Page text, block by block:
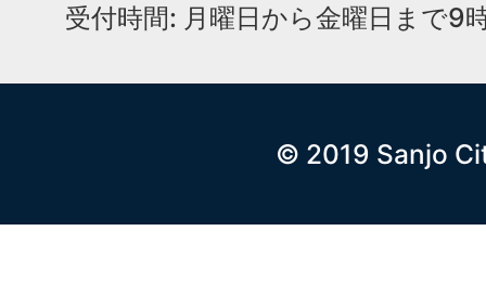
受付時間: 月曜日から金曜日まで9
© 2019 Sanjo